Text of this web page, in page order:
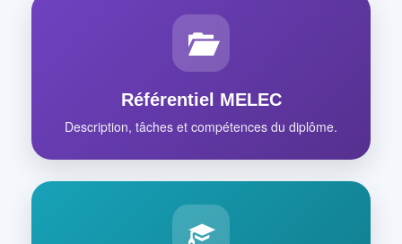
Référentiel MELEC
Description, tâches et compétences du diplôme.